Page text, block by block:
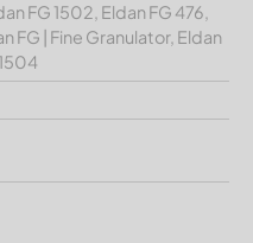
FG 1502, Eldan FG 476,
FG | Fine Granulator, Eldan